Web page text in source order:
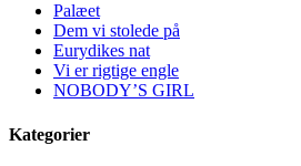
Palæet
Dem vi stolede på
Eurydikes nat
Vi er rigtige engle
NOBODY’S GIRL
Kategorier